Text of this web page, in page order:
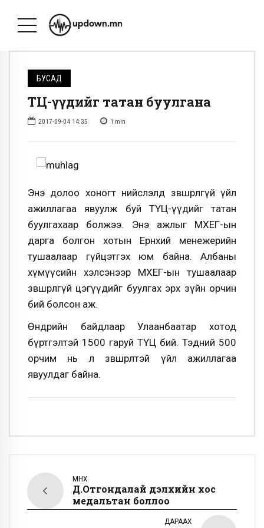
БУСАД
ТҮЦ-үүдийг татан буулгана
2017-09-04 14:35 1 min
Энэ долоо хоногт нийслэлд зөвшөөрөлгүй үйл
ажиллагаа явуулж буй ТҮЦ-үүдийг татан
буулгахаар болжээ. Энэ ажлыг МХЕГ-ын
дарга болгон хотын Ерөнхий менежерийн
тушаалаар гүйцэтгэх юм байна. Албаны
хүмүүсийн хэлсэнээр МХЕГ-ын тушаалаар
зөвшөөрөлгүй цэгүүдийг буулгах эрх зүйн орчин
бий болсон аж.
Өнөөдрийн байдлаар Улаанбаатар хотод
бүртгэлтэй 1500 гаруй ТҮЦ бий. Тэдний 500
орчим нь л зөвшөөрөлтэй үйл ажиллагаа
явуулдаг байна.
ӨМНӨХ
Д.Отгондалай дэлхийн хос
медальтан боллоо
ДАРААХ